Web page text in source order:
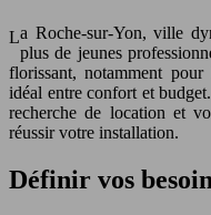
La Roche-sur-Yon, ville
plus de jeunes
florissant, notamment
idéal entre confort et
recherche de location et
réussir votre installation.
Définir vos